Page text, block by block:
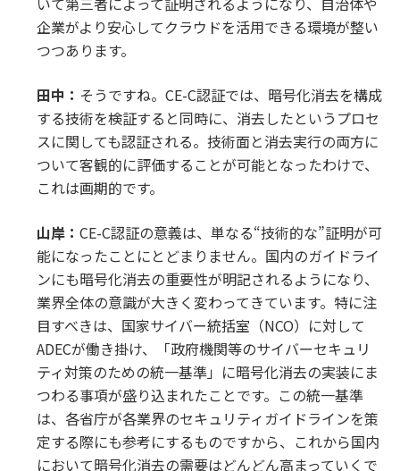
企業がより安心してクラウドを活用できる環境が整い
つつあります。
田中： そうですね。CE-C認証では、暗号化消去を構成
する技術を検証すると同時に、消去したというプロセ
スに関しても認証される。技術面と消去実行の両方に
ついて客観的に評価することが可能となったわけで、
これは画期的です。
山岸： CE-C認証の意義は、単なる“技術的な”証明が可
能になったことにとどまりません。国内のガイドライ
ンにも暗号化消去の重要性が明記されるようになり、
業界全体の意識が大きく変わってきています。特に注
目すべきは、国家サイバー統括室（NCO）に対して
ADECが働き掛け、「政府機関等のサイバーセキュリ
ティ対策のための統一基準」に暗号化消去の実装にま
つわる事項が盛り込まれたことです。この統一基準
は、各省庁が各業界のセキュリティガイドラインを策
定する際にも参考にするものですから、これから国内
において暗号化消去の需要はどんどん高まっていくで